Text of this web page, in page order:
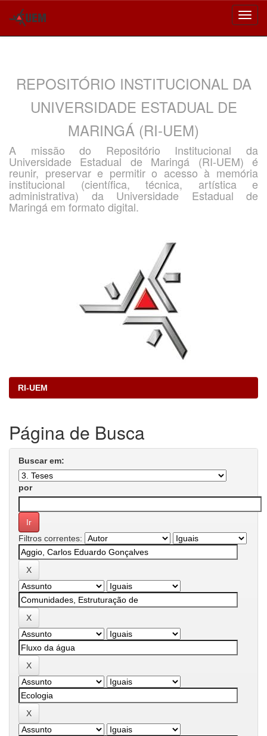
REPOSITÓRIO INSTITUCIONAL DA
UNIVERSIDADE ESTADUAL DE
MARINGÁ (RI-UEM)
A missão do Repositório Institucional da
Universidade Estadual de Maringá (RI-UEM) é
reunir, preservar e permitir o acesso à memória
institucional (científica, técnica, artística e
administrativa) da Universidade Estadual de
Maringá em formato digital.
RI-UEM
Página de Busca
Buscar em:
por
Filtros correntes: